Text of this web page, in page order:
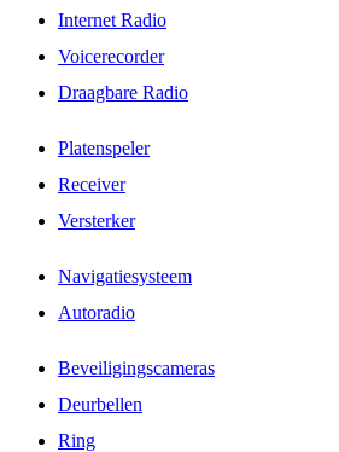
Internet Radio
Voicerecorder
Draagbare Radio
Platenspeler
Receiver
Versterker
Navigatiesysteem
Autoradio
Beveiligingscameras
Deurbellen
Ring